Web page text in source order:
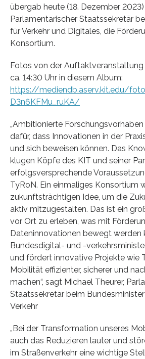
übergab heute (18. Dezember
Parlamentarischer Staatssekretär
für Verkehr und Digitales, die
Konsortium.
Fotos von der Auftaktveranstaltung
ca. 14:30 Uhr in diesem Album:
https://mediendb.aserv.kit.edu/
D3n6KFMu_ruKA/
„Ambitionierte
dafür, dass Innovationen in der
und sich beweisen können. Das
klugen Köpfe des KIT und seiner
erfolgsversprechende
TyRoN. Ein einmaliges Konsortium
zukunftsträchtigen Idee, um die
aktiv mitzugestalten. Das ist ein
vor Ort zu erleben, was mit
Dateninnovationen bewegt werden
Bundesdigital- und -
und fördert innovative Projekte wie
Mobilität effizienter, sicherer und
machen“, sagt Michael Theurer,
Staatssekretär beim
Verkehr
„Bei der Transformation unseres
auch das Reduzieren lauter und
im Straßenverkehr eine wichtige